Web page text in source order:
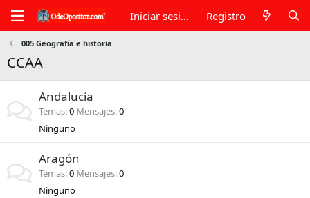
Iniciar sesión Registro
005 Geografía e historia
CCAA
Andalucía
Temas 0 Mensajes 0
Ninguno
Aragón
Temas 0 Mensajes 0
Ninguno